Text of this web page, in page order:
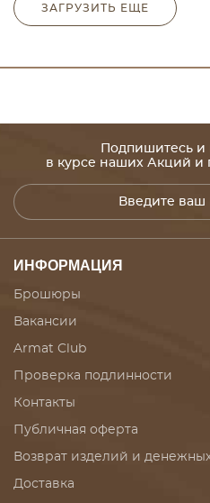
ЗАГРУЗИТЬ ЕЩЕ
Подпишитесь и
в курсе наших Акций и
ИНФОРМАЦИЯ
Брошюры
Вакансии
Armat Club
Проверка подлинности
Контакты
Публичная оферта
Возврат изделий и
Доставка